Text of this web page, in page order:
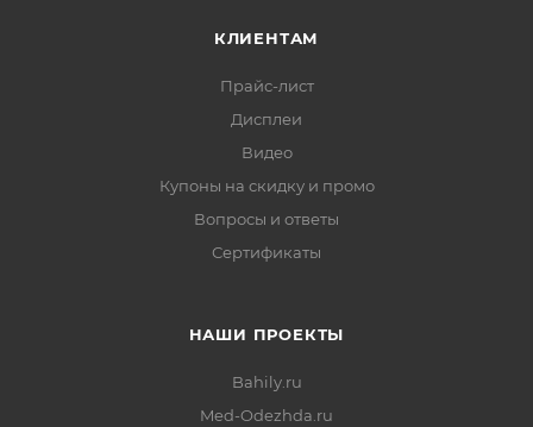
КЛИЕНТАМ
Прайс-лист
Дисплеи
Видео
Купоны на скидку и промо
Вопросы и ответы
Сертификаты
НАШИ ПРОЕКТЫ
Bahily.ru
Med-Odezhda.ru